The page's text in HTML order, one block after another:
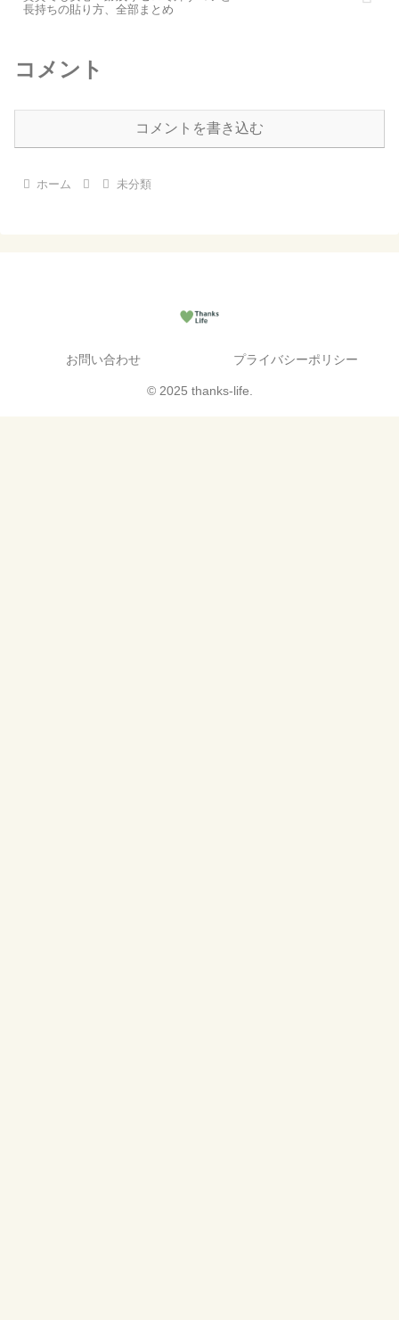
長持ちの貼り方、全部まとめ
コメント
コメントを書き込む
ホーム 未分類
お問い合わせ プライバシーポリシー
© 2025 thanks-life.